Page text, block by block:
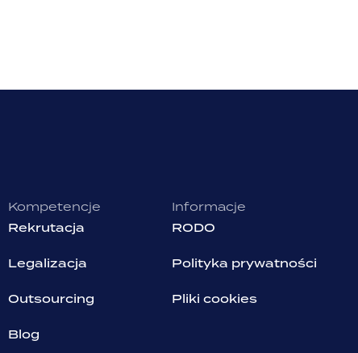
Kompetencje
Rekrutacja
Legalizacja
Outsourcing
Blog
Informacje
RODO
Polityka prywatności
Pliki cookies